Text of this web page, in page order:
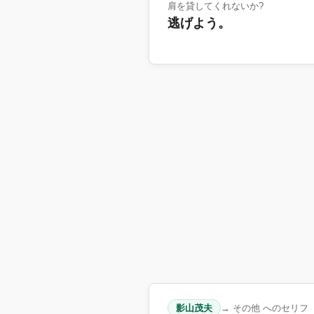
肩を貸してくれないか?
逃げよう。
影山茂夫 → その他 へのセリフ